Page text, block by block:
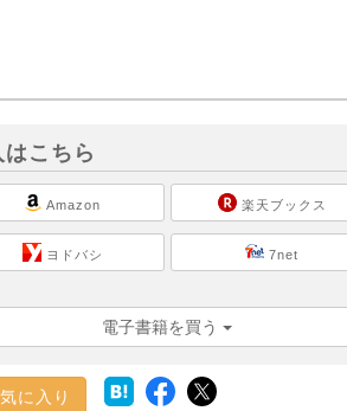
はこちら
Amazon
ヨドバシ
楽天ブックス
7net
電子書籍を買う
に入り